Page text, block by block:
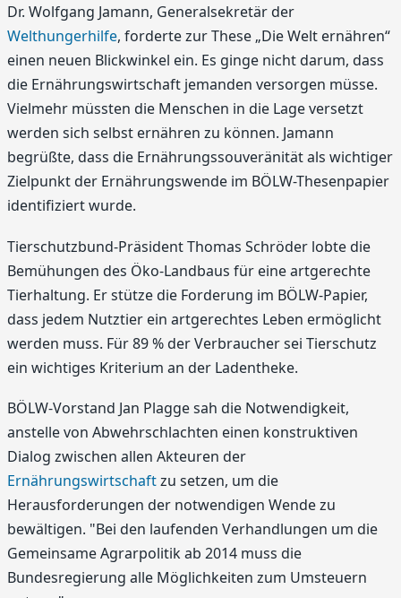
Dr. Wolfgang Jamann, Generalsekretär der
Welthungerhilfe, forderte zur These „Die Welt ernähren“
einen neuen Blickwinkel ein. Es ginge nicht darum, dass
die Ernährungswirtschaft jemanden versorgen müsse.
Vielmehr müssten die Menschen in die Lage versetzt
werden sich selbst ernähren zu können. Jamann
begrüßte, dass die Ernährungssouveränität als wichtiger
Zielpunkt der Ernährungswende im BÖLW-Thesenpapier
identifiziert wurde.
Tierschutzbund-Präsident Thomas Schröder lobte die
Bemühungen des Öko-Landbaus für eine artgerechte
Tierhaltung. Er stütze die Forderung im BÖLW-Papier,
dass jedem Nutztier ein artgerechtes Leben ermöglicht
werden muss. Für 89 % der Verbraucher sei Tierschutz
ein wichtiges Kriterium an der Ladentheke.
BÖLW-Vorstand Jan Plagge sah die Notwendigkeit,
anstelle von Abwehrschlachten einen konstruktiven
Dialog zwischen allen Akteuren der
Ernährungswirtschaftzu setzen, um die
Herausforderungen der notwendigen Wende zu
bewältigen. "Bei den laufenden Verhandlungen um die
Gemeinsame Agrarpolitik ab 2014 muss die
Bundesregierung alle Möglichkeiten zum Umsteuern